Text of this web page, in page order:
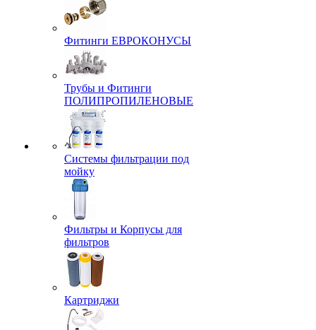
Фитинги ЕВРОКОНУСЫ
Трубы и Фитинги
ПОЛИПРОПИЛЕНОВЫЕ
Системы фильтрации под
мойку
Фильтры и Корпусы для
фильтров
Картриджи